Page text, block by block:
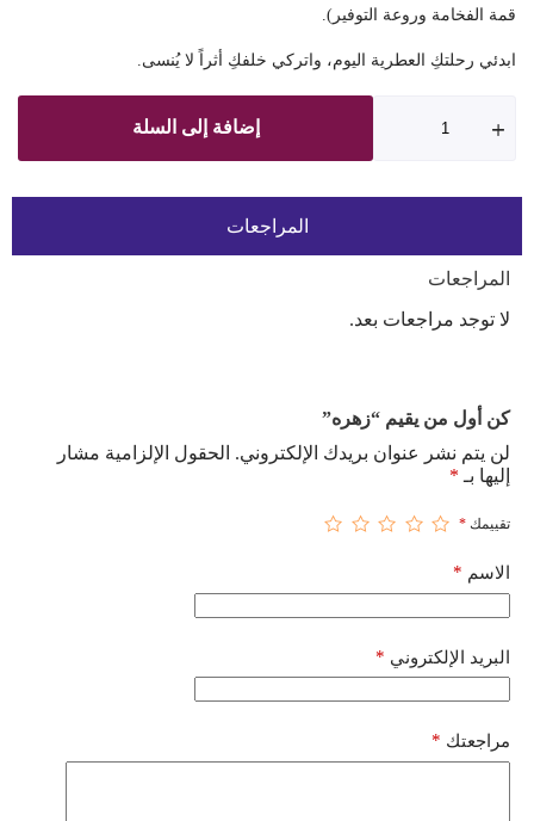
قمة الفخامة وروعة التوفير).
ابدئي رحلتكِ العطرية اليوم، واتركي خلفكِ أثراً لا يُنسى.
إضافة إلى السلة
المراجعات
المراجعات
لا توجد مراجعات بعد.
كن أول من يقيم “زهره”
لن يتم نشر عنوان بريدك الإلكتروني. الحقول الإلزامية مشار
إليها بـ *
تقييمك *
الاسم *
البريد الإلكتروني *
مراجعتك *